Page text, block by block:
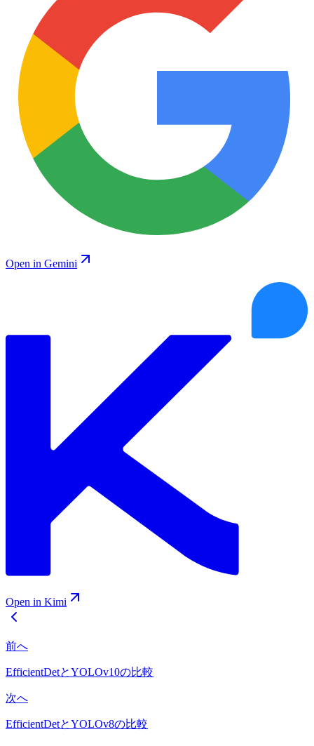
Open in Gemini
Open in Kimi
前へ
EfficientDetとYOLOv10の比較
次へ
EfficientDetとYOLOv8の比較